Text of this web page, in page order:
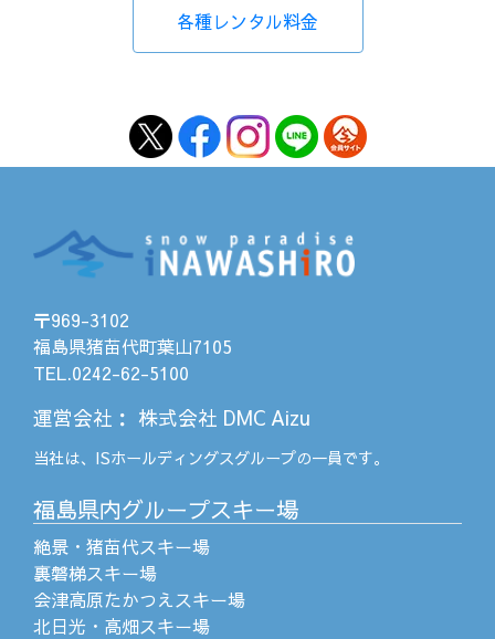
各種レンタル料金
〒969-3102
福島県猪苗代町葉山7105
TEL.0242-62-5100
運営会社 ： 株式会社 DMC Aizu
当社は、 ISホールディングスグループの一員です。
福島県内グループスキー場
絶景・猪苗代スキー場
裏磐梯スキー場
会津高原たかつえスキー場
北日光・高畑スキー場